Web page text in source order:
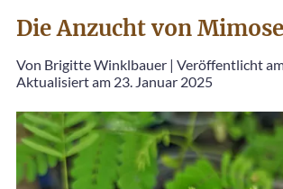
Die Anzucht von
Von Brigitte Winklbauer | Veröffentlicht
Aktualisiert am 23. Januar 2025